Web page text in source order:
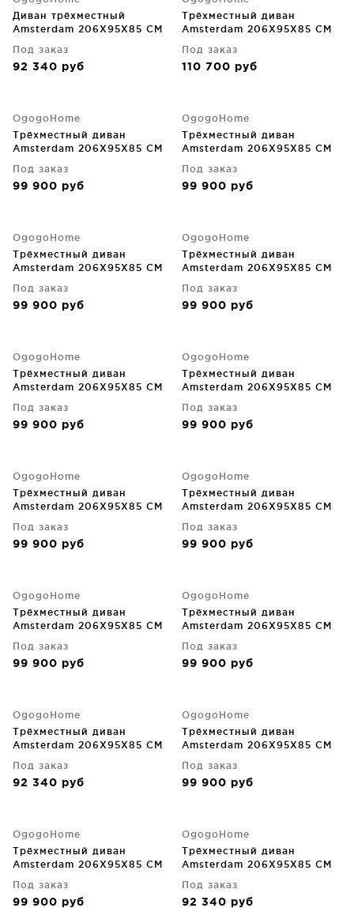
Диван трёхместный
Amsterdam 206X95X85 CM
Под заказ
92 340 руб
Трёхместный диван
Amsterdam 206X95X85 CM
Под заказ
110 700 руб
OgogoHome
Трёхместный диван
Amsterdam 206X95X85 CM
Под заказ
99 900 руб
OgogoHome
Трёхместный диван
Amsterdam 206X95X85 CM
Под заказ
99 900 руб
OgogoHome
Трёхместный диван
Amsterdam 206X95X85 CM
Под заказ
99 900 руб
OgogoHome
Трёхместный диван
Amsterdam 206X95X85 CM
Под заказ
99 900 руб
OgogoHome
Трёхместный диван
Amsterdam 206X95X85 CM
Под заказ
99 900 руб
OgogoHome
Трёхместный диван
Amsterdam 206X95X85 CM
Под заказ
99 900 руб
OgogoHome
Трёхместный диван
Amsterdam 206X95X85 CM
Под заказ
99 900 руб
OgogoHome
Трёхместный диван
Amsterdam 206X95X85 CM
Под заказ
99 900 руб
OgogoHome
Трёхместный диван
Amsterdam 206X95X85 CM
Под заказ
99 900 руб
OgogoHome
Трёхместный диван
Amsterdam 206X95X85 CM
Под заказ
99 900 руб
OgogoHome
Трёхместный диван
Amsterdam 206X95X85 CM
Под заказ
92 340 руб
OgogoHome
Трёхместный диван
Amsterdam 206X95X85 CM
Под заказ
99 900 руб
OgogoHome
Трёхместный диван
Amsterdam 206X95X85 CM
Под заказ
99 900 руб
OgogoHome
Трёхместный диван
Amsterdam 206X95X85 CM
Под заказ
92 340 руб